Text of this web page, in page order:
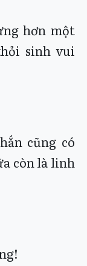
hơn một
sinh vui
cũng có
còn là linh